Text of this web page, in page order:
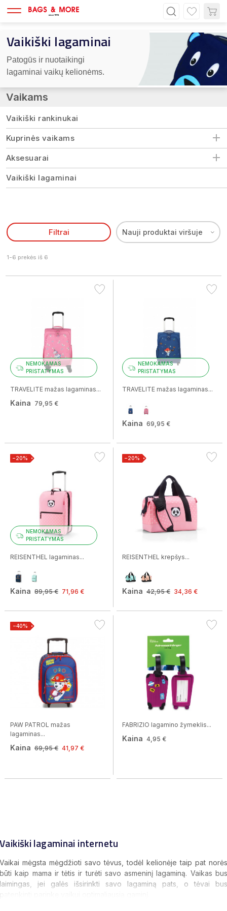
Vaikiški lagaminai
Patogūs ir nuotaikingi
lagaminai vaikų kelionėms.
Vaikams
Vaikiški rankinukai
Kuprinės vaikams
Aksesuarai
Vaikiški lagaminai
1-6 prekės iš 6
Filtrai Nauji produktai viršuje
NEMOKAMAS
PRISTATYMAS
TRAVELITE mažas lagaminas...
Kaina 79,95 €
NEMOKAMAS
PRISTATYMAS
TRAVELITE mažas lagaminas...
Kaina 69,95 €
−20%
NEMOKAMAS
PRISTATYMAS
REISENTHEL lagaminas...
Kaina 89,95 € 71,96 €
−20%
REISENTHEL krepšys...
Kaina 42,95 € 34,36 €
−40%
PAW PATROL mažas
lagaminas...
Kaina 69,95 € 41,97 €
FABRIZIO lagamino žymeklis...
Kaina 4,95 €
Vaikiški lagaminai internetu
Vaikai mėgsta mėgdžioti savo tėvus, todėl kelionėje taip pat norės
būti kaip mama ir tėtis ir turėti savo asmeninį lagaminą. Vaikas bus
laimingas, jei galės išsirinkti savo lagaminą pats, o tėvai bus